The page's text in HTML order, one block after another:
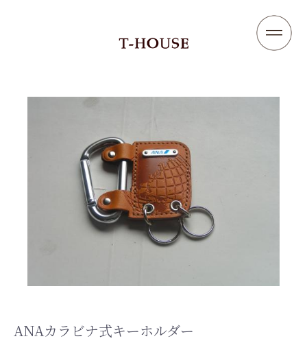
ANAカラビナ式キーホルダー